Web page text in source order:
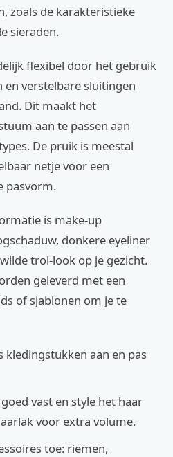
zoals de karakteristieke
sieraden.
flexibel door het gebruik
verstelbare sluitingen
Dit maakt het
aan te passen aan
De pruik is meestal
netje voor een
pasvorm.
is make-up
donkere eyeliner
trol-look op je gezicht.
geleverd met een
of sjablonen om je te
kledingstukken aan en pas
vast en style het haar
voor extra volume.
toe: riemen,